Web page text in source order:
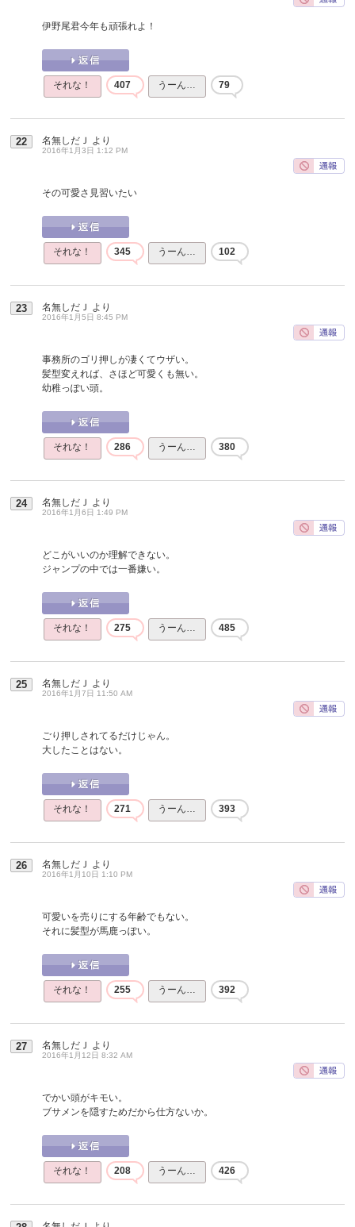
伊野尾君今年も頑張れよ！
それな！ 407 うーん… 79
22 名無しだＪ より
2016年1月3日 1:12 PM
その可愛さ見習いたい
それな！ 345 うーん… 102
23 名無しだＪ より
2016年1月5日 8:45 PM
事務所のゴリ押しが凄くてウザい。
髪型変えれば、さほど可愛くも無い。
幼稚っぽい頭。
それな！ 286 うーん… 380
24 名無しだＪ より
2016年1月6日 1:49 PM
どこがいいのか理解できない。
ジャンプの中では一番嫌い。
それな！ 275 うーん… 485
25 名無しだＪ より
2016年1月7日 11:50 AM
ごり押しされてるだけじゃん。
大したことはない。
それな！ 271 うーん… 393
26 名無しだＪ より
2016年1月10日 1:10 PM
可愛いを売りにする年齢でもない。
それに髪型が馬鹿っぽい。
それな！ 255 うーん… 392
27 名無しだＪ より
2016年1月12日 8:32 AM
でかい頭がキモい。
ブサメンを隠すためだから仕方ないか。
それな！ 208 うーん… 426